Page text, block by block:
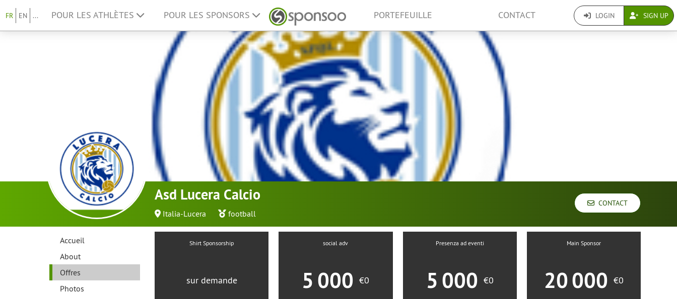
FR EN ... POUR LES ATHLÈTES POUR LES SPONSORS PORTEFEUILLE CONTACT LOGIN SIGN UP
Asd Lucera Calcio
Italia-Lucera football
CONTACT
Accueil
About
Offres
Photos
Shirt Sponsorship
sur demande
social adv
5 000€0
Presenza ad eventi
5 000 €0
Main Sponsor
20 000 €0